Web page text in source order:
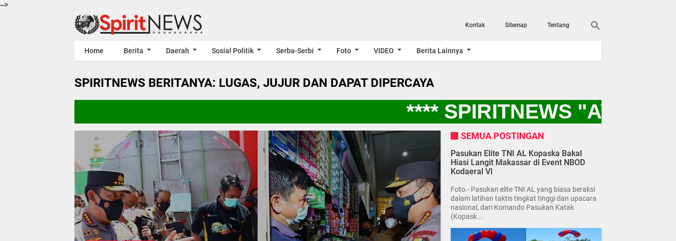
-->
Kontak Sitemap Tentang
Home Berita Daerah Sosial Politik Serba-Serbi Foto VIDEO Berita Lainnya
SPIRITNEWS BERITANYA: LUGAS, JUJUR DAN DAPAT DIPERCAYA
**** SPIRITNEWS "AYO KITA
SEMUA POSTINGAN
Pasukan Elite TNI AL Kopaska Bakal
Hiasi Langit Makassar di Event NBOD
Kodaeral VI
Foto.- Pasukan elite TNI AL yang biasa beraksi
dalam latihan taktis tingkat tinggi dan upacara
nasional, dari Komando Pasukan Katak
(Kopask...